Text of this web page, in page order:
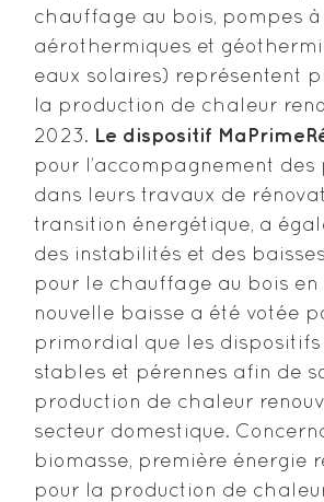
chauffage au bois, pompes
aérothermiques et
eaux solaires) représentent
la production de chaleur
2023. Le dispositif
pour l’accompagnement
dans leurs travaux de
transition énergétique, a
des instabilités et des
pour le chauffage au bois en
nouvelle baisse a été votée
primordial que les dispositifs
stables et pérennes afin de
production de chaleur
secteur domestique.
biomasse, première énergie
pour la production de